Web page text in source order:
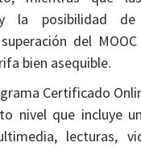
la posibilidad
del
bien asequible.
Certificado
nivel que incluye
lecturas,